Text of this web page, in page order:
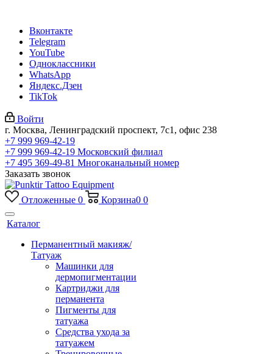
Вконтакте
Telegram
YouTube
Одноклассники
WhatsApp
Яндекс.Дзен
TikTok
Войти
г. Москва, Ленинградский проспект, 7с1, офис 238
+7 999 969-42-19
+7 999 969-42-19 Московский филиал
+7 495 369-49-81 Многоканальный номер
Заказать звонок
Отложенные 0 Корзина0 0
Каталог
Перманентный макияж/
Татуаж
Машинки для
дермопигментации
Картриджи для
перманента
Пигменты для
татуажа
Средства ухода за
татуажем